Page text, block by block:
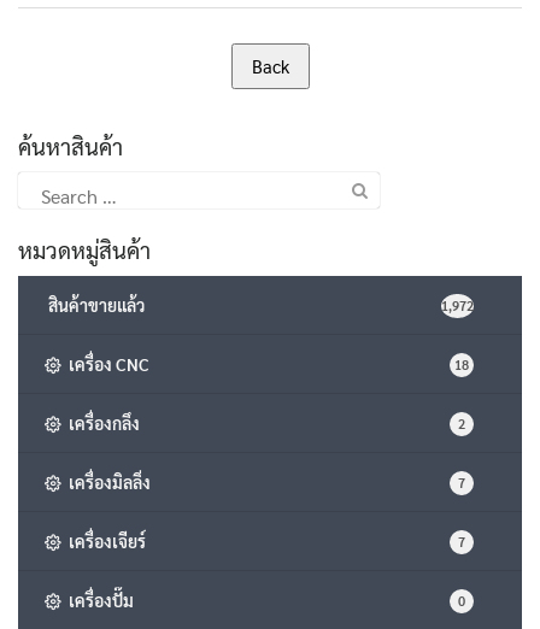
ค้นหาสินค้า
for:
หมวดหมู่สินค้า
สินค้าขายแล้ว 1,972
เครื่อง CNC 18
เครื่องกลึง 2
เครื่องมิลลิ่ง 7
เครื่องเจียร์ 7
เครื่องปั๊ม 0